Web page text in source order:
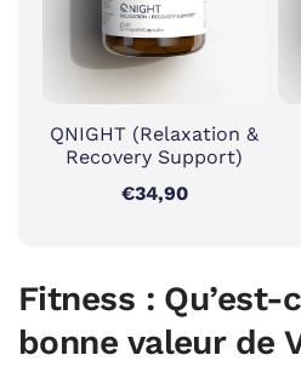
QNIGHT (Relaxation &
Recovery Support)
€34,90
Fitness : Qu’est-
bonne valeur de